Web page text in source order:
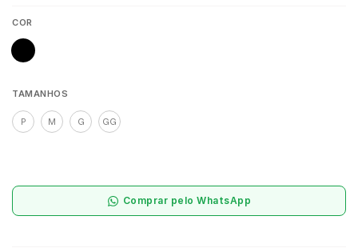
COR
TAMANHOS
P M G GG
Comprar pelo WhatsApp